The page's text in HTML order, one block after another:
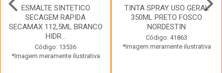
ESMALTE SINTETICO
SECAGEM RAPIDA
SECAMAX 112,5ML BRANCO
HIDR...
Código: 13536
*Imagem meramente ilustrativa
TINTA SPRAY USO GERAL
350ML PRETO FOSCO
NORDESTIN
Código: 41863
*Imagem meramente ilustrativa